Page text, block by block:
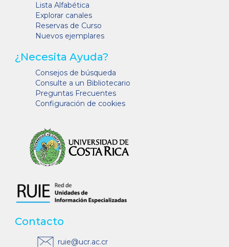
Lista Alfabética
Explorar canales
Reservas de Curso
Nuevos ejemplares
¿Necesita Ayuda?
Consejos de búsqueda
Consulte a un Bibliotecario
Preguntas Frecuentes
Configuración de cookies
Contacto
ruie@ucr.ac.cr